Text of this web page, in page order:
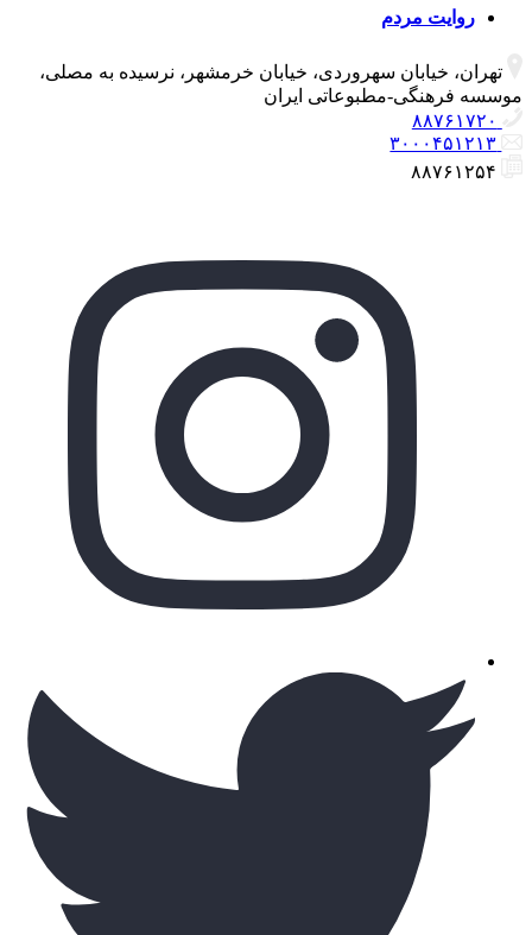
روایت مردم
تهران، خیابان سهروردی، خیابان خرمشهر، نرسیده به مصلی،
موسسه فرهنگی-مطبوعاتی ایران